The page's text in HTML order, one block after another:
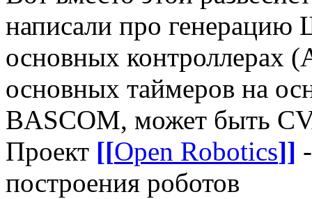
написали про
основных контроллерах
основных таймеров на
BASCOM, может быть
Проект [[Open Robotics]]
построения роботов